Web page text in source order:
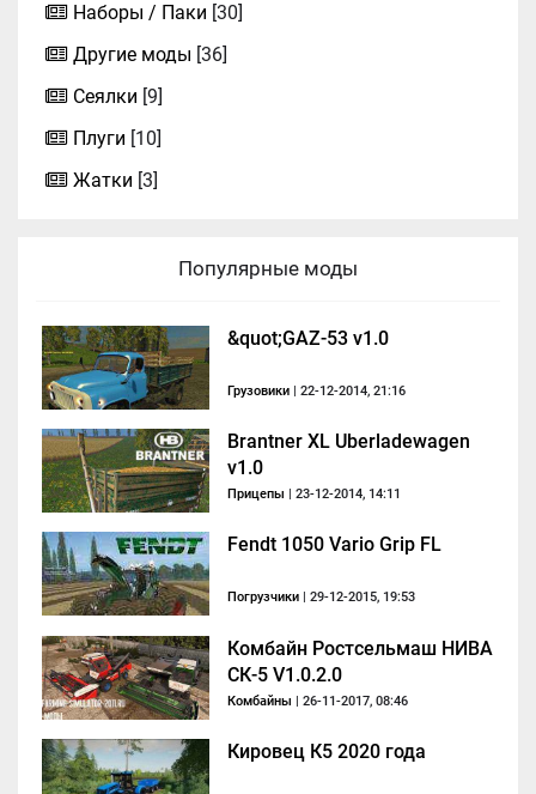
Наборы / Паки [30]
Другие моды [36]
Сеялки [9]
Плуги [10]
Жатки [3]
Популярные моды
&quot;GAZ-53 v1.0
Грузовики | 22-12-2014, 21:16
Brantner XL Uberladewagen
v1.0
Прицепы | 23-12-2014, 14:11
Fendt 1050 Vario Grip FL
Погрузчики | 29-12-2015, 19:53
Комбайн Ростсельмаш НИВА
СК-5 V1.0.2.0
Комбайны | 26-11-2017, 08:46
Кировец К5 2020 года